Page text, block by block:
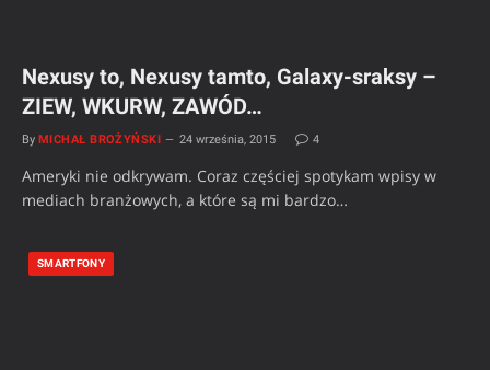
Nexusy to, Nexusy tamto, Galaxy-sraksy –
ZIEW, WKURW, ZAWÓD…
By MICHAŁ BROŻYŃSKI 24 września, 2015 4
Ameryki nie odkrywam. Coraz częściej spotykam wpisy w
mediach branżowych, a które są mi bardzo…
SMARTFONY